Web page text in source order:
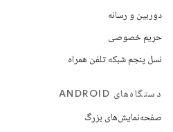
دوربین و رسانه
حریم خصوصی
نسل پنجم شبکه تلفن همراه
دستگاه‌های ANDROID
صفحه‌نمایش‌های بزرگ